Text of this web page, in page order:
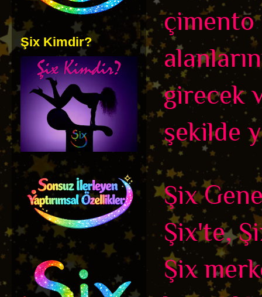
çimento
girecek
şekilde
Şix
Şix'te,
Şix
Şix Kimdir?